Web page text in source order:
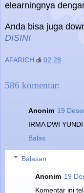
elearningnya
Anda bisa juga
DISINI
AFARICH di 02.28
586 komentar:
Anonim 19
IRMA DWI
Balas
Balasan
Anonim 19
Komentar ini